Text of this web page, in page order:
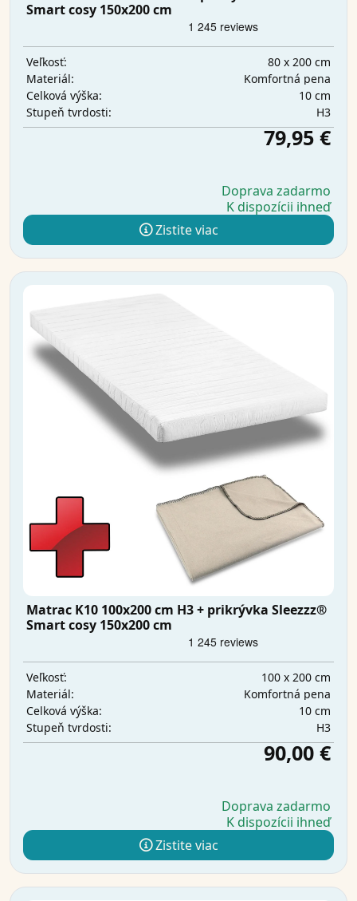
Smart cosy 150x200 cm
Veľkosť:
80 x 200 cm
Materiál:
Komfortná pena
Celková výška:
10 cm
Stupeň tvrdosti:
H3
79,95 €
Doprava zadarmo
K dispozícii ihneď
Zistite viac
Matrac K10 100x200 cm H3 + prikrývka Sleezzz®
Smart cosy 150x200 cm
Veľkosť:
100 x 200 cm
Materiál:
Komfortná pena
Celková výška:
10 cm
Stupeň tvrdosti:
H3
90,00 €
Doprava zadarmo
K dispozícii ihneď
Zistite viac